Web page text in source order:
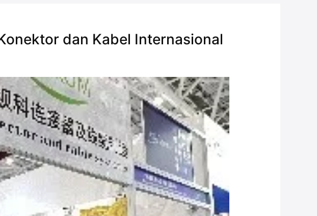
dan Kabel Internasional